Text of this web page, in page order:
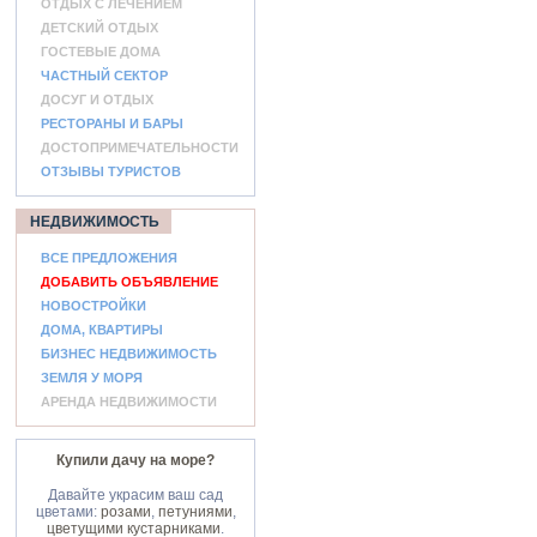
ОТДЫХ С ЛЕЧЕНИЕМ
ДЕТСКИЙ ОТДЫХ
ГОСТЕВЫЕ ДОМА
ЧАСТНЫЙ СЕКТОР
ДОСУГ И ОТДЫХ
РЕСТОРАНЫ И БАРЫ
ДОСТОПРИМЕЧАТЕЛЬНОСТИ
ОТЗЫВЫ ТУРИСТОВ
НЕДВИЖИМОСТЬ
ВСЕ ПРЕДЛОЖЕНИЯ
ДОБАВИТЬ ОБЪЯВЛЕНИЕ
НОВОСТРОЙКИ
ДОМА, КВАРТИРЫ
БИЗНЕС НЕДВИЖИМОСТЬ
ЗЕМЛЯ У МОРЯ
АРЕНДА НЕДВИЖИМОСТИ
Купили дачу на море?
Давайте украсим ваш сад
цветами: розами, петуниями,
цветущими кустарниками.